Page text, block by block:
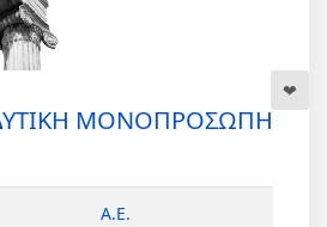
ΜΟΝΟΠΡΟΣΩΠΗ
Α.Ε.